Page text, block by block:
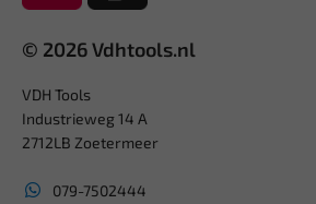
© 2026 Vdhtools.nl
VDH Tools
Industrieweg 14 A
2712LB Zoetermeer
079-7502444